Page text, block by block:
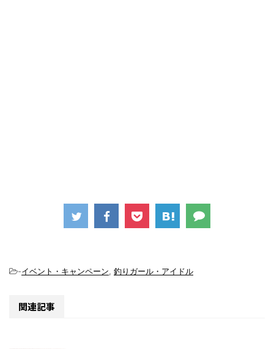
-イベント・キャンペーン, 釣りガール・アイドル
関連記事